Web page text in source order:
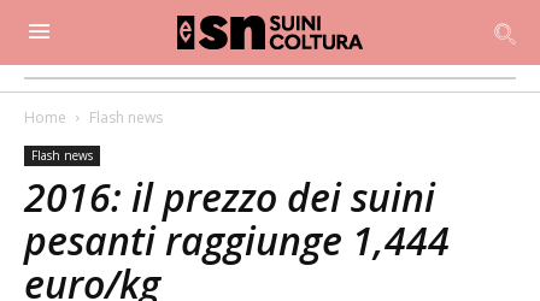
Home Flash news
Flash news
2016: il prezzo dei suini
pesanti raggiunge 1,444
euro/kg